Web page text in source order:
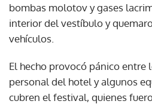
bombas molotov y gases
interior del vestíbulo y
vehículos.
El hecho provocó pánico entre
personal del hotel y algunos
cubren el festival, quienes